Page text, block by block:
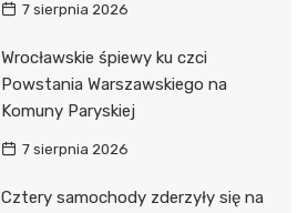
7 sierpnia 2026
Wrocławskie śpiewy ku czci
Powstania Warszawskiego na
Komuny Paryskiej
7 sierpnia 2026
Cztery samochody zderzyły się na